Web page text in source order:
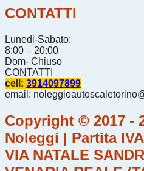
CONTATTI
Lunedi-Sabato:
8:00 – 20:00
Dom- Chiuso
CONTATTI
cell: 3914097899
email:
Copyright © 2017 -
Noleggi | Partita
VIA NATALE